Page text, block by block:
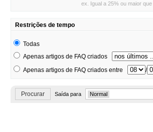
ex. Igual a 25% ou maior
Restrições de tempo
Todas
Apenas artigos de FAQ criados
Apenas artigos de FAQ criados entre
/
Procurar Saída para Normal